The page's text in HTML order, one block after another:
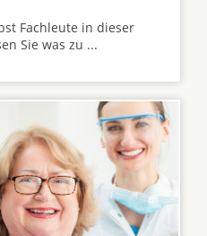
Fachleute in dieser
Sie was zu ...